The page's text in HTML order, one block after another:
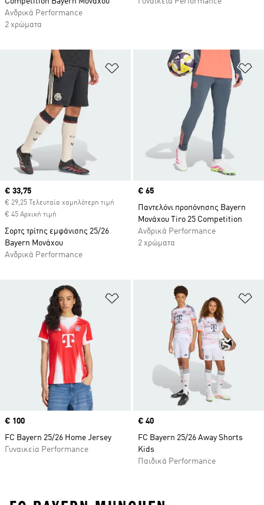
Ανδρικά Performance
2 χρώματα
Προσθήκη στη Λίστα Επιθυμιών
Current price
€ 33,75
€ 29,25 Τελευταία χαμηλότερη τιμή
€ 45 Αρχική τιμή
Σορτς τρίτης εμφάνισης 25/26
Bayern Μονάχου
Ανδρικά Performance
Price
€ 65
Παντελόνι προπόνησης Bayern
Μονάχου Tiro 25 Competition
Ανδρικά Performance
2 χρώματα
Προσθήκη στη Λίστα Επιθυμιών
Price
€ 100
FC Bayern 25/26 Home Jersey
Γυναικεία Performance
Price
€ 40
FC Bayern 25/26 Away Shorts
Kids
Παιδικά Performance